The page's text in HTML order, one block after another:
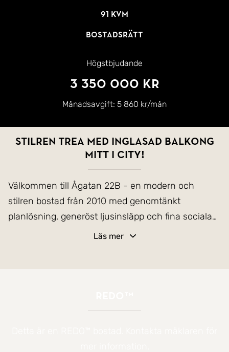
91 kvm
Bostadsrätt
Högstbjudande
3 350 000 kr
Månadsavgift: 5 860 kr/mån
Stilren trea med inglasad balkong
mitt i city!
Välkommen till Ågatan 22B - en modern och
stilren bostad från 2010 med genomtänkt
planlösning, generöst ljusinsläpp och fina sociala
ytor. Här erbjuds tre rum och kök i mycket gott
Bostadens hjärta utgörs av det rymliga
Läs mer